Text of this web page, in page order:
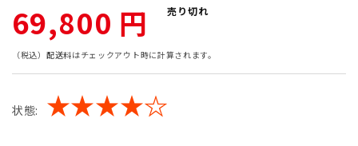
通
常
価
69,800 円 売り切れ
（税込） 配送料はチェックアウト時に計算されます。
状態: ★★★★☆